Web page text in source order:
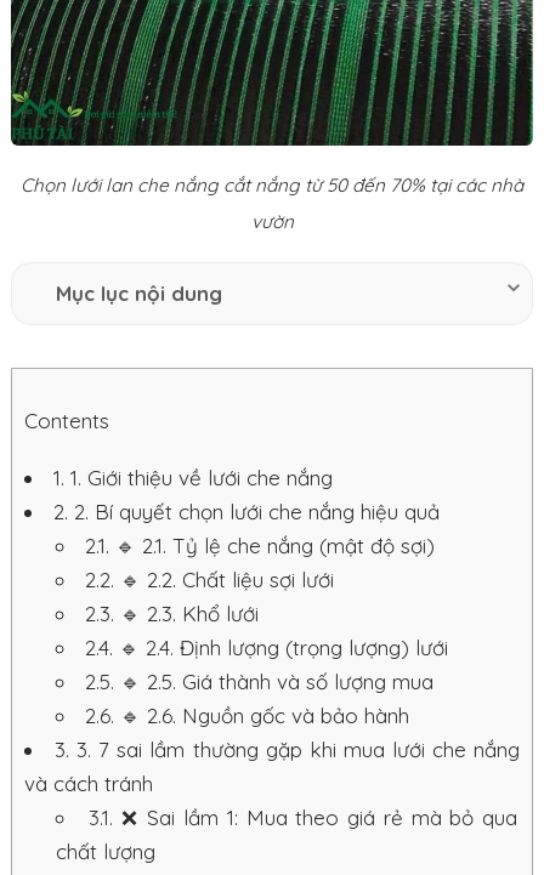
Chọn lưới lan che nắng cắt nắng từ 50 đến 70% tại các nhà
vườn
Mục lục nội dung
Contents
1. 1. Giới thiệu về lưới che nắng
2. 2. Bí quyết chọn lưới che nắng hiệu quả
2.1. 🔹 2.1. Tỷ lệ che nắng (mật độ sợi)
2.2. 🔹 2.2. Chất liệu sợi lưới
2.3. 🔹 2.3. Khổ lưới
2.4. 🔹 2.4. Định lượng (trọng lượng) lưới
2.5. 🔹 2.5. Giá thành và số lượng mua
2.6. 🔹 2.6. Nguồn gốc và bảo hành
3. 3. 7 sai lầm thường gặp khi mua lưới che nắng
và cách tránh
3.1. ❌ Sai lầm 1: Mua theo giá rẻ mà bỏ qua
chất lượng